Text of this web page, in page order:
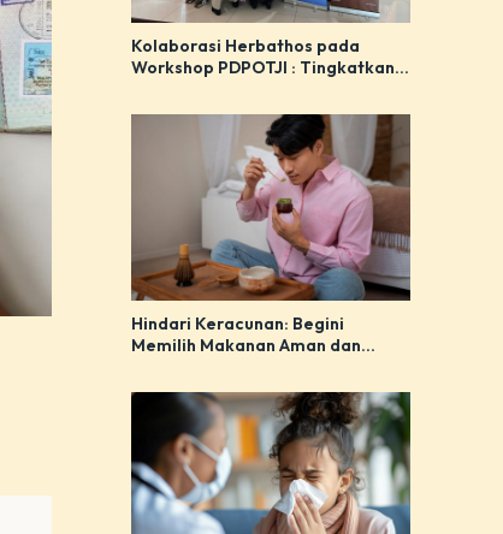
Kolaborasi Herbathos pada
Workshop PDPOTJI : Tingkatkan
Herbal
Hindari Keracunan: Begini
Memilih Makanan Aman dan